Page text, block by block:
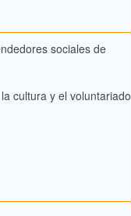
sociales de
cultura y el voluntariado